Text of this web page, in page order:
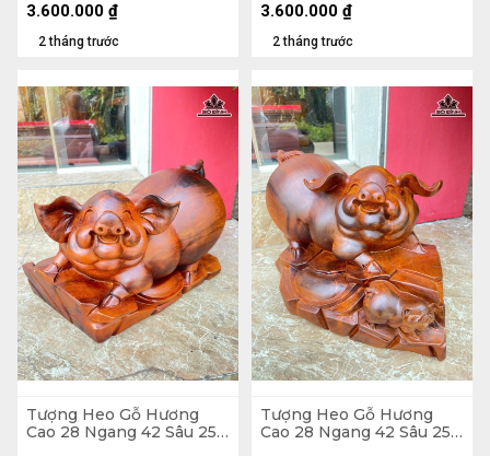
2 tháng trước
3.600.000 ₫
2 tháng trước
3.600.000 ₫
Tượng Heo Gỗ Hương
Cao 28 Ngang 42 Sâu 25
Tượng Heo Gỗ Hương
Cao 28 Ngang 42 Sâu 25